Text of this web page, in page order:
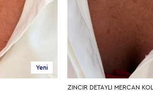
Yeni
ZINCIR DETAYLI MERCAN